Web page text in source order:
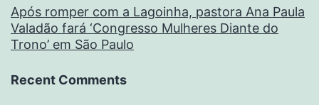
Após romper com a Lagoinha, pastora Ana Paula
Valadão fará ‘Congresso Mulheres Diante do
Trono’ em São Paulo
Recent Comments